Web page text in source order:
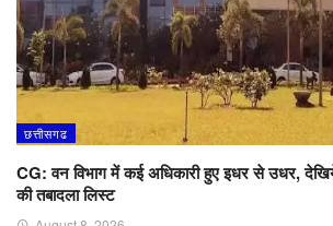
छत्तीसगढ
CG: वन विभाग में कई अधिकारी हुए इधर से उधर,
की तबादला लिस्ट